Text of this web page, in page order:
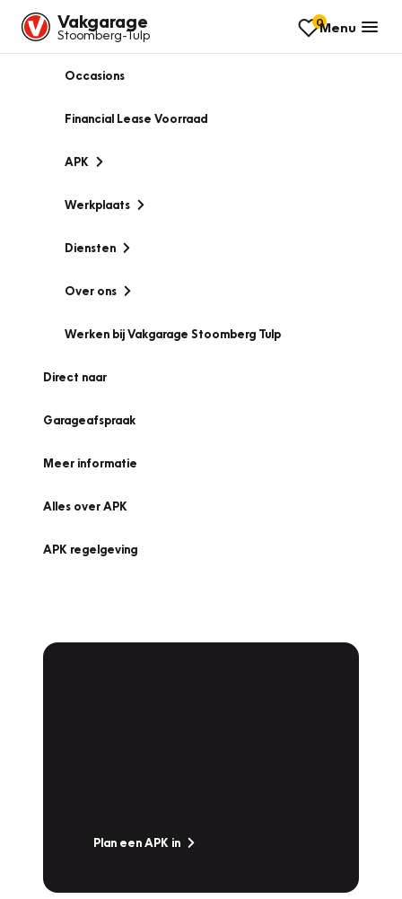
Vakgarage
Stoomberg-Tulp
0Menu
Occasions
Financial Lease Voorraad
APK
Werkplaats
Diensten
Over ons
Werken bij Vakgarage Stoomberg Tulp
Direct naar
Garageafspraak
Meer informatie
Alles over APK
APK regelgeving
Plan een APK in